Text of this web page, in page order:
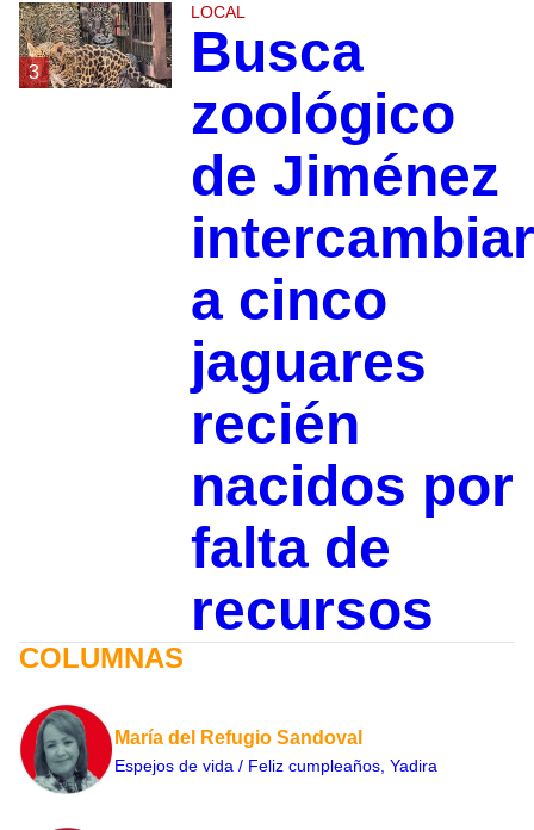
3
LOCAL
Busca
zoológico
de Jiménez
intercambiar
a cinco
jaguares
recién
nacidos por
falta de
recursos
COLUMNAS
María del Refugio Sandoval
Espejos de vida / Feliz cumpleaños, Yadira